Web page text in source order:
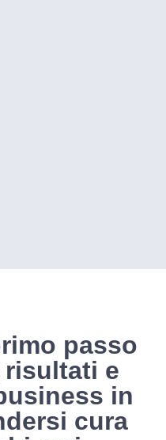
passo
risultati e
in
cura